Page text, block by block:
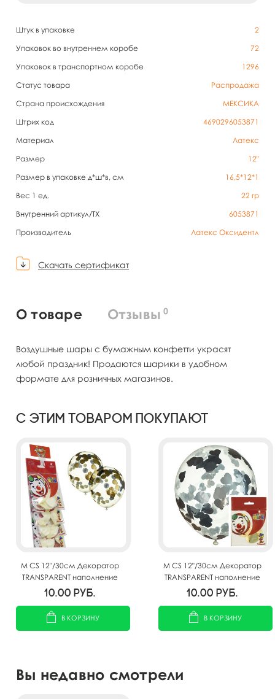
Штук в упаковке
2
Упаковок во внутреннем коробе
72
Упаковок в транспортном коробе
1296
Статус товара
Распродажа
Страна происхождения
МЕКСИКА
Штрих код
4690296053871
Материал
Латекс
Размер
12"
Размер в упаковке д*ш*в, см
16,5*12*1
Вес 1 ед.
22 гр
Внутренний артикул/TX
6053871
Производитель
Латекс Оксидентл
Скачать сертификат
О товаре Отзывы 0
Воздушные шары с бумажным конфетти украсят
любой праздник! Продаются шарики в удобном
формате для розничных магазинов.
С этим товаром покупают
M CS 12"/30см Декоратор
TRANSPARENT наполнение
круги конфетти фольга
10.00 руб.
В КОРЗИНУ
M CS 12"/30см Декоратор
TRANSPARENT наполнение
сердца конфетти фольга
10.00 руб.
В КОРЗИНУ
Вы недавно смотрели